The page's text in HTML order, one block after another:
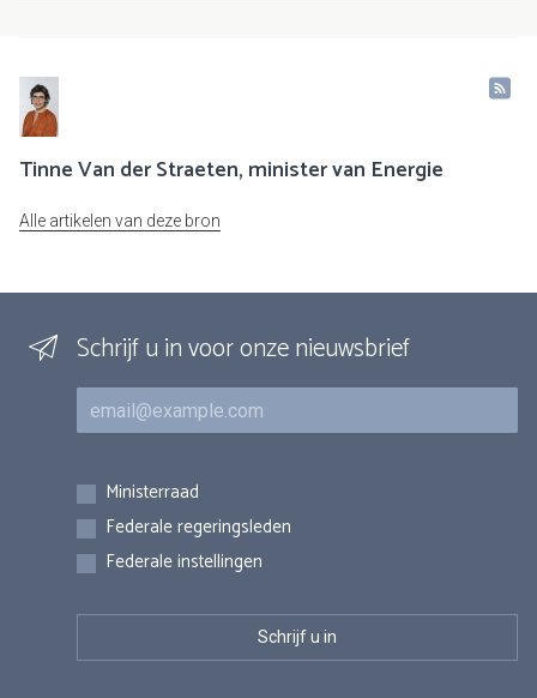
Tinne Van der Straeten, minister van Energie
Alle artikelen van deze bron
Schrijf u in voor onze nieuwsbrief
E-mail
Inschrijvingen
Ministerraad
Federale regeringsleden
Federale instellingen